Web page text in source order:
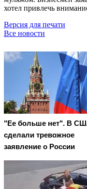
хотел привлечь
Версия для печати
Все новости
"Ее больше нет". В
сделали тревожное
заявление о России